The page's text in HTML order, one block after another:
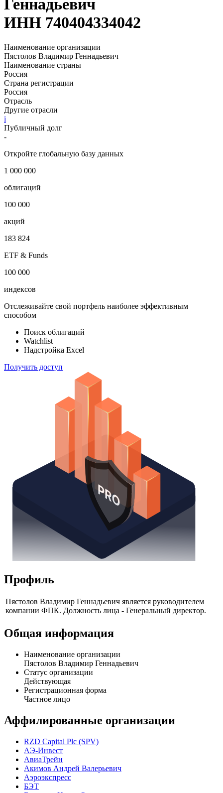
Геннадьевич
ИНН 740404334042
Наименование организации
Пястолов Владимир Геннадьевич
Наименование страны
Россия
Страна регистрации
Россия
Отрасль
Другие отрасли
i
Публичный долг
-
Откройте глобальную базу данных
1 000 000
облигаций
100 000
акций
183 824
ETF & Funds
100 000
индексов
Отслеживайте свой портфель наиболее эффективным
способом
Поиск облигаций
Watchlist
Надстройка Excel
Получить доступ
Профиль
Пястолов Владимир Геннадьевич является руководителем
компании ФПК. Должность лица - Генеральный директор.
Общая информация
Наименование организации
Пястолов Владимир Геннадьевич
Статус организации
Действующая
Регистрационная форма
Частное лицо
Аффилированные организации
RZD Capital Plc (SPV)
АЭ-Инвест
АвиаТрейн
Акимов Андрей Валерьевич
Аэроэкспресс
БЭТ